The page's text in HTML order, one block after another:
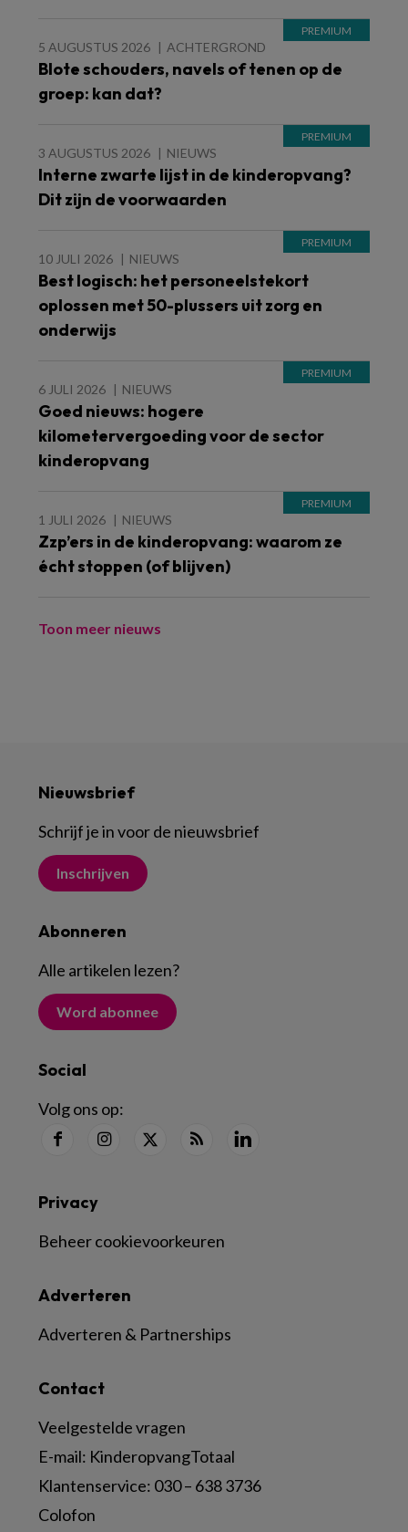
5 AUGUSTUS 2026 ACHTERGROND
Blote schouders, navels of tenen op de
groep: kan dat?
3 AUGUSTUS 2026 NIEUWS
Interne zwarte lijst in de kinderopvang?
Dit zijn de voorwaarden
10 JULI 2026 NIEUWS
Best logisch: het personeelstekort
oplossen met 50-plussers uit zorg en
onderwijs
6 JULI 2026 NIEUWS
Goed nieuws: hogere
kilometervergoeding voor de sector
kinderopvang
1 JULI 2026 NIEUWS
Zzp’ers in de kinderopvang: waarom ze
écht stoppen (of blijven)
Toon meer nieuws
Nieuwsbrief
Schrijf je in voor de nieuwsbrief
Inschrijven
Abonneren
Alle artikelen lezen?
Word abonnee
Social
Volg ons op:
Contact
Veelgestelde vragen
E-mail: KinderopvangTotaal
Klantenservice: 030 – 638 3736
Colofon
Adverteren
Adverteren & Partnerships
Privacy
Beheer cookievoorkeuren